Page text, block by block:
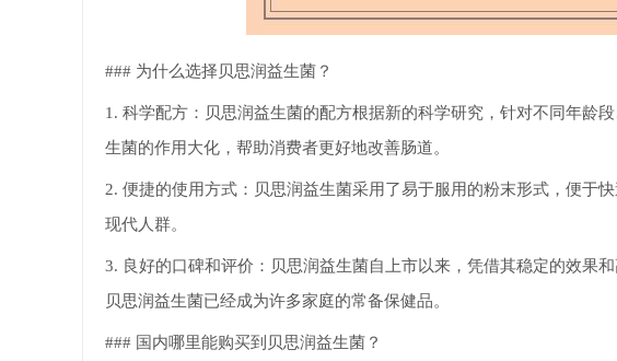
### 为什么选择贝思润益生菌？
1. 科学配方：贝思润益生菌的配方根据新的科学研究，针对不同年龄
生菌的作用大化，帮助消费者更好地改善肠道。
2. 便捷的使用方式：贝思润益生菌采用了易于服用的粉末形式，便于
现代人群。
3. 良好的口碑和评价：贝思润益生菌自上市以来，凭借其稳定的效果
贝思润益生菌已经成为许多家庭的常备保健品。
### 国内哪里能购买到贝思润益生菌？